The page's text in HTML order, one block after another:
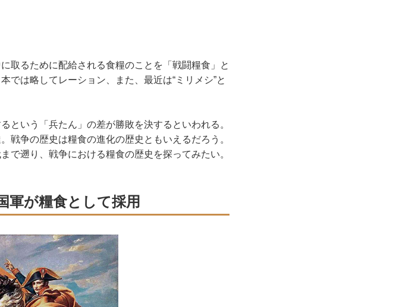
取るために配給される食糧のことを「戦闘糧食」と
では略してレーション、また、最近は“ミリメシ”と
いう「兵たん」の差が勝敗を決するといわれる。
戦争の歴史は糧食の進化の歴史ともいえるだろう。
で遡り、戦争における糧食の歴史を探ってみたい。
軍が糧食として採用